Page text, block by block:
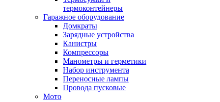
термоконтейнеры
Гаражное оборудование
Домкраты
Зарядные устройства
Канистры
Компрессоры
Манометры и герметики
Набор инструмента
Переносные лампы
Провода пусковые
Мото